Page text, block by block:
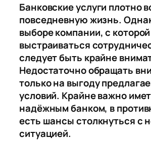
Банковские услуги плотно
повседневную жизнь.
выборе компании, с
выстраиваться
следует быть крайне
Недостаточно обращать
только на выгоду
условий. Крайне важно
надёжным банком, в
есть шансы столкнуться с
ситуацией.